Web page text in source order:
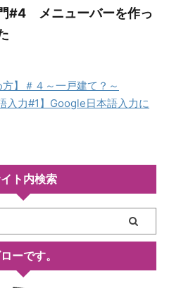
#4 メニューバーを作っ
方】＃４～一戸建て？～
入力#1】Google日本語入力に
ト内検索
ーです。